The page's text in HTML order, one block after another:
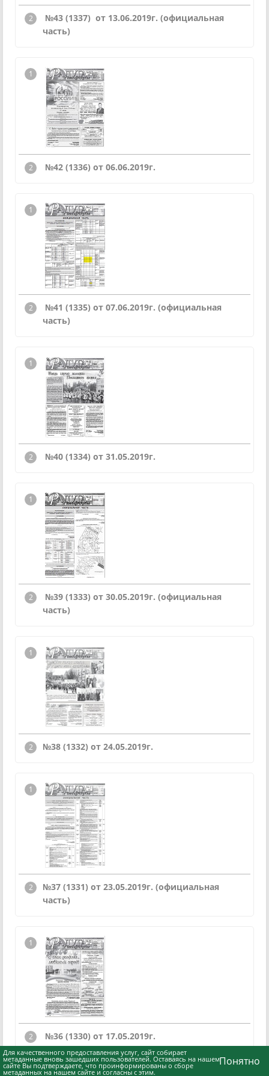
№43 (1337) от 13.06.2019г. (официальная
часть)
№42 (1336) от 06.06.2019г.
№41 (1335) от 07.06.2019г. (официальная
часть)
№40 (1334) от 31.05.2019г.
№39 (1333) от 30.05.2019г. (официальная
часть)
№38 (1332) от 24.05.2019г.
№37 (1331) от 23.05.2019г. (официальная
часть)
№36 (1330) от 17.05.2019г.
Для качественного предоставления услуг, сайт собирает
метаданные вновь зашедших пользователей. Оставаясь на нашем
сайте Вы подтверждаете, что проинформированы о сборе
метаданных на нашем сайте и согласны с этим.
Понятно